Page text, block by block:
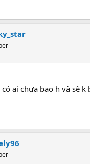
ai chưa bao h và sẽ k